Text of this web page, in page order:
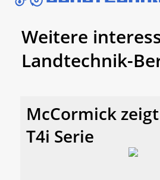
Weitere
Landtechnik-
McCormick
T4i Serie